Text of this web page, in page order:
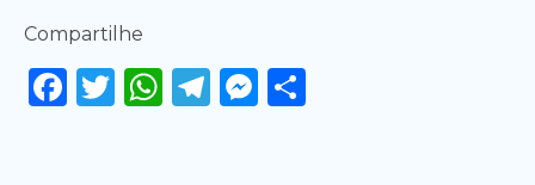
Compartilhe
Facebook
Twitter
WhatsApp
Telegram
Messenger